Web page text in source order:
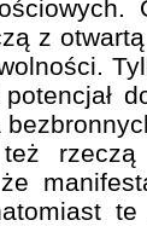
z
też